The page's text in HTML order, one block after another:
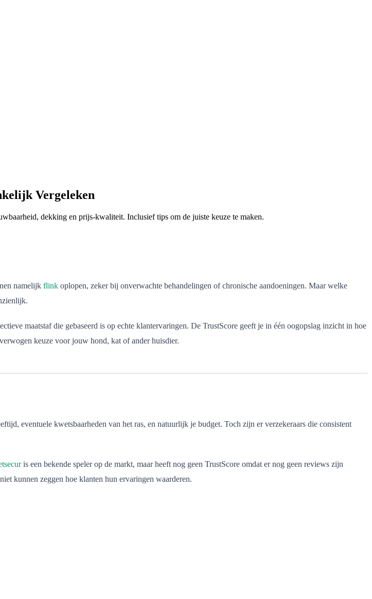
Vergeleken
dekking en prijs-kwaliteit. Inclusief tips om de juiste keuze te maken.
namelijk flink oplopen, zeker bij onverwachte behandelingen of chronische aandoeningen. Maar welke
maatstaf die gebaseerd is op echte klantervaringen. De TrustScore geeft je in één oogopslag inzicht in hoe
keuze voor jouw hond, kat of ander huisdier.
eventuele kwetsbaarheden van het ras, en natuurlijk je budget. Toch zijn er verzekeraars die consistent
is een bekende speler op de markt, maar heeft nog geen TrustScore omdat er nog geen reviews zijn
kunnen zeggen hoe klanten hun ervaringen waarderen.